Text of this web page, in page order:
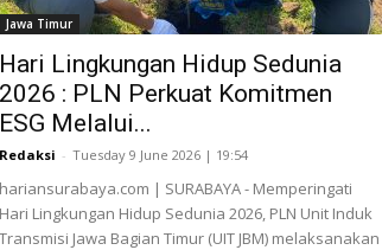
Jawa Timur
Hari Lingkungan Hidup Sedunia
2026 : PLN Perkuat Komitmen
ESG Melalui...
Redaksi - Tuesday 9 June 2026 | 19:54
hariansurabaya.com | SURABAYA - Memperingati
Hari Lingkungan Hidup Sedunia 2026, PLN Unit Induk
Transmisi Jawa Bagian Timur (UIT JBM) melaksanakan